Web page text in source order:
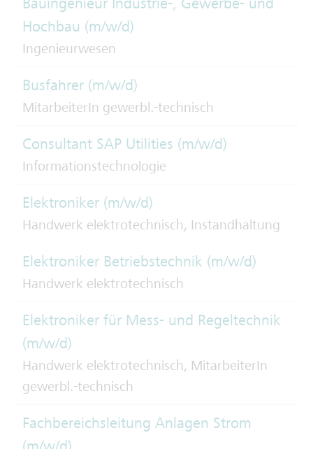
Hochbau (m/w/d)
Ingenieurwesen
Busfahrer (m/w/d)
MitarbeiterIn gewerbl.-technisch
Consultant SAP Utilities (m/w/d)
Informationstechnologie
Elektroniker (m/w/d)
Handwerk elektrotechnisch, Instandhaltung
Elektroniker Betriebstechnik (m/w/d)
Handwerk elektrotechnisch
Elektroniker für Mess- und Regeltechnik
(m/w/d)
Handwerk elektrotechnisch, MitarbeiterIn
gewerbl.-technisch
Fachbereichsleitung Anlagen Strom